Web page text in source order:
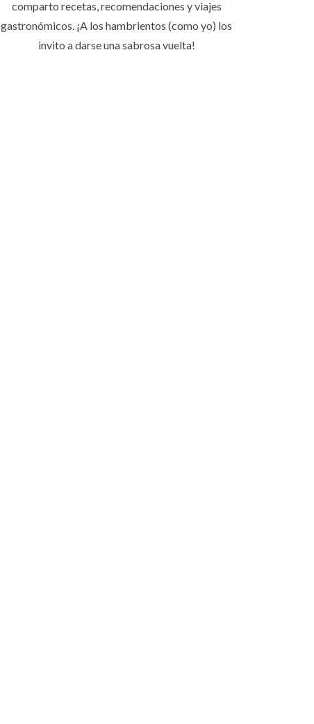
comparto recetas, recomendaciones y viajes
gastronómicos. ¡A los hambrientos (como yo) los
invito a darse una sabrosa vuelta!